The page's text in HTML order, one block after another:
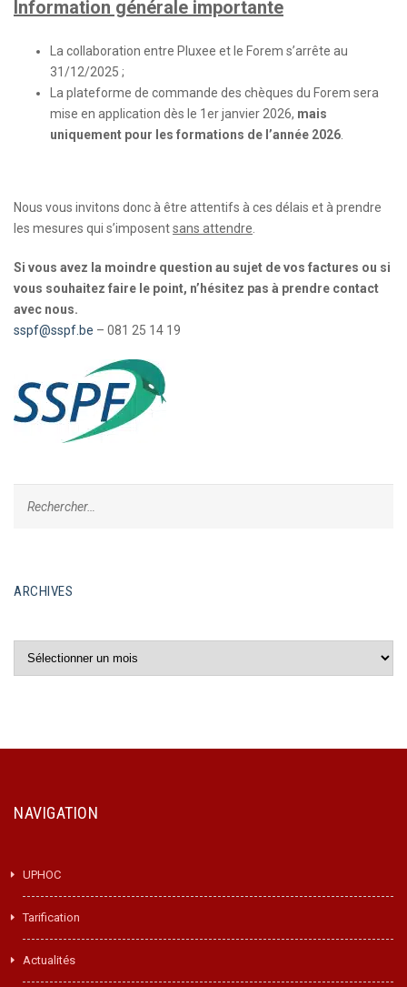
Information générale importante
La collaboration entre Pluxee et le Forem s’arrête au
31/12/2025 ;
La plateforme de commande des chèques du Forem sera
mise en application dès le 1er janvier 2026, mais
uniquement pour les formations de l’année 2026
Nous vous invitons donc à être attentifs à ces délais et à prendre
les mesures qui s’imposentsans attendre
Si vous avez la moindre question au sujet de vos factures ou si
vous souhaitez faire le point, n’hésitez pas à prendre contact
avec nous.
sspf@sspf.be – 081 25 14 19
ARCHIVES
NAVIGATION
UPHOC
Tarification
Actualités